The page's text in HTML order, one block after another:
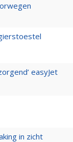
easyJet
in zicht